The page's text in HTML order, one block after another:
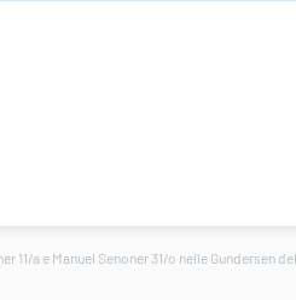
11/a e Manuel Senoner 31/o nelle Gundersen